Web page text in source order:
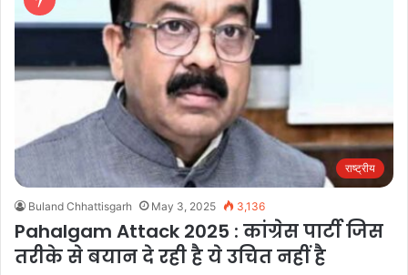
राष्ट्रीय
Buland Chhattisgarh May 3, 2025 3,136
Pahalgam Attack 2025 : कांग्रेस पार्टी जिस
तरीके से बयान दे रही है ये उचित नहीं है